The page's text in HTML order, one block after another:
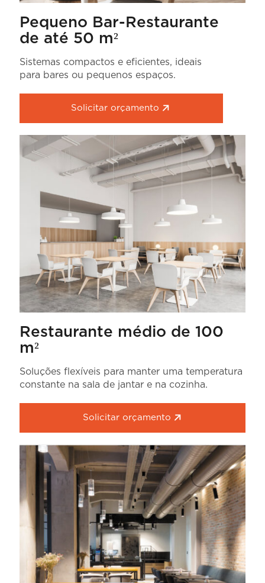
Pequeno Bar-Restaurante
de até 50 m²
Sistemas compactos e eficientes, ideais
para bares ou pequenos espaços.
Solicitar orçamento
Restaurante médio de 100
m²
Soluções flexíveis para manter uma temperatura
constante na sala de jantar e na cozinha.
Solicitar orçamento